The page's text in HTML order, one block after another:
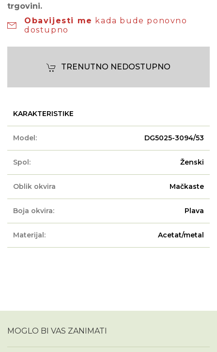
trgovini.
Obavijesti me kada bude ponovno
dostupno
TRENUTNO NEDOSTUPNO
KARAKTERISTIKE
Model: DG5025-3094/53
Spol: Ženski
Oblik okvira Mačkaste
Boja okvira: Plava
Materijal: Acetat/metal
MOGLO BI VAS ZANIMATI